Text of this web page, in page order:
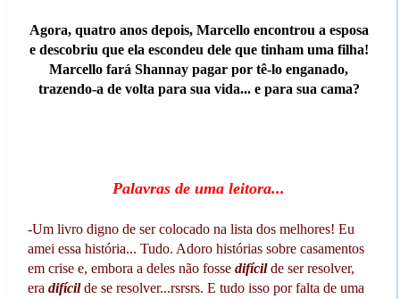
Agora, quatro anos depois, Marcello encontrou a esposa
e descobriu que ela escondeu dele que ti­nham uma filha!
Marcello fará Shannay pagar por tê-lo enganado,
trazendo-a de volta para sua vida... e para sua cama?
Palavras de uma leitora...
-Um livro digno de ser colocado na lista dos melhores! Eu
amei essa história... Tudo. Adoro histórias sobre casamentos
em crise e, embora a deles não fosse difícilde ser resolver,
era difícilde se resolver...rsrsrs. E tudo isso por falta de uma